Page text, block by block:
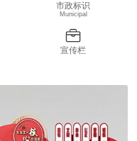
市政标识
Municipal
宣传栏